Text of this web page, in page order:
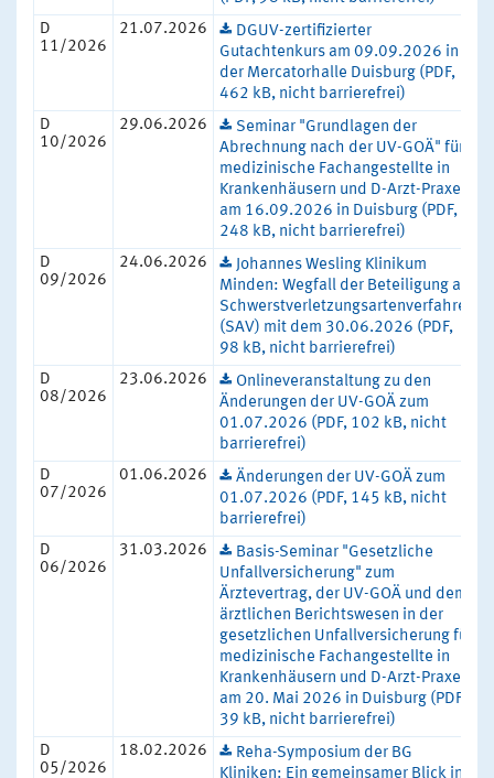
D
11/2026
21.07.2026
DGUV-zertifizierter
Gutachtenkurs am 09.09.2026 in
der Mercatorhalle Duisburg (PDF,
462 kB, nicht barrierefrei)
D
10/2026
29.06.2026
Seminar "Grundlagen der
Abrechnung nach der UV-GOÄ" für
medizinische Fachangestellte in
Krankenhäusern und D-Arzt-Praxen
am 16.09.2026 in Duisburg (PDF,
248 kB, nicht barrierefrei)
D
09/2026
24.06.2026
Johannes Wesling Klinikum
Minden: Wegfall der Beteiligung am
Schwerstverletzungsartenverfahren
(SAV) mit dem 30.06.2026 (PDF,
98 kB, nicht barrierefrei)
D
08/2026
23.06.2026
Onlineveranstaltung zu den
Änderungen der UV-GOÄ zum
01.07.2026 (PDF, 102 kB, nicht
barrierefrei)
D
07/2026
01.06.2026
Änderungen der UV-GOÄ zum
01.07.2026 (PDF, 145 kB, nicht
barrierefrei)
D
06/2026
31.03.2026
Basis-Seminar "Gesetzliche
Unfallversicherung" zum
Ärztevertrag, der UV-GOÄ und dem
ärztlichen Berichtswesen in der
gesetzlichen Unfallversicherung für
medizinische Fachangestellte in
Krankenhäusern und D-Arzt-Praxen
am 20. Mai 2026 in Duisburg (PDF,
39 kB, nicht barrierefrei)
D
05/2026
18.02.2026
Reha-Symposium der BG
Kliniken: Ein gemeinsamer Blick in